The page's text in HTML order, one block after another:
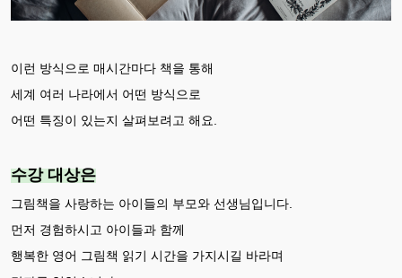
이런 방식으로 매시간마다 책을 통해
세계 여러 나라에서 어떤 방식으로
어떤 특징이 있는지 살펴보려고 해요.
수강 대상은
그림책을 사랑하는 아이들의 부모와 선생님입니다.
먼저 경험하시고 아이들과 함께
행복한 영어 그림책 읽기 시간을 가지시길 바라며